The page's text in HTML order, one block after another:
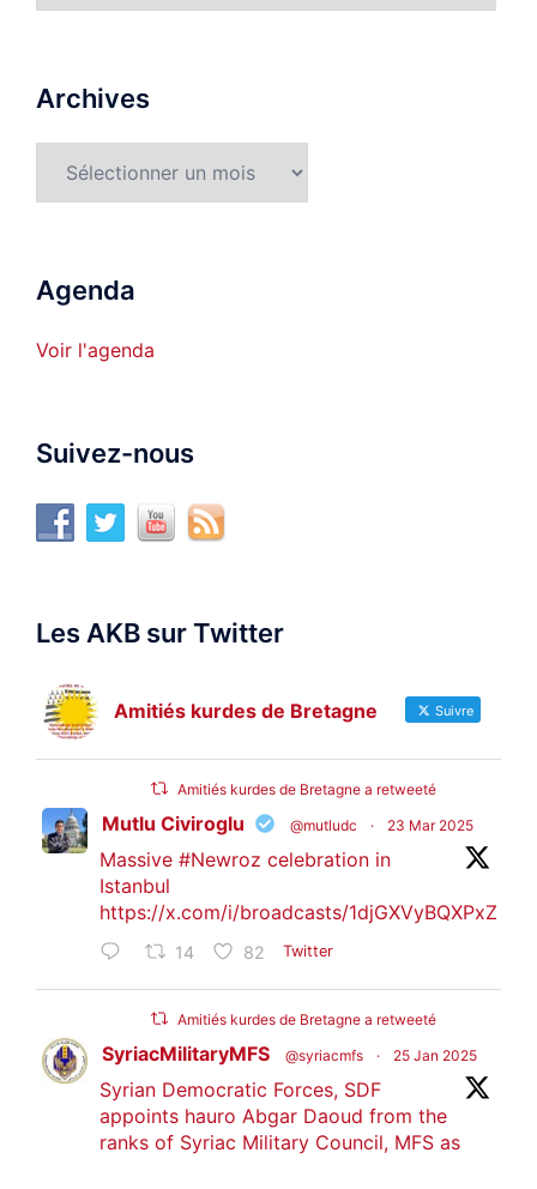
Archives
Agenda
Voir l'agenda
Suivez-nous
Les AKB sur Twitter
Amitiés kurdes de Bretagne Suivre
Amitiés kurdes de Bretagne a retweeté
Mutlu Civiroglu @mutludc · 23 Mar 2025
Massive #Newroz celebration in
Istanbul
https://x.com/i/broadcasts/1djGXVyBQXPxZ
14 82 Twitter
Amitiés kurdes de Bretagne a retweeté
SyriacMilitaryMFS @syriacmfs · 25 Jan 2025
Syrian Democratic Forces, SDF
appoints hauro Abgar Daoud from the
ranks of Syriac Military Council, MFS as